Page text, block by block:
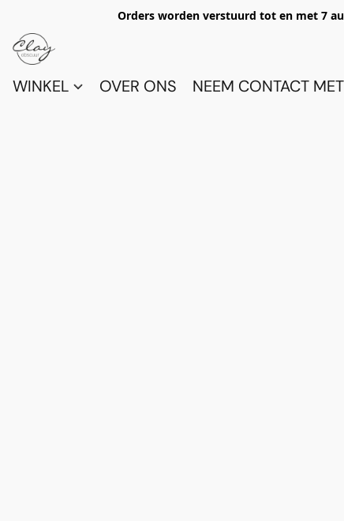
Orders worden verstuurd tot en met 7
WINKEL OVER ONS NEEM CONTACT